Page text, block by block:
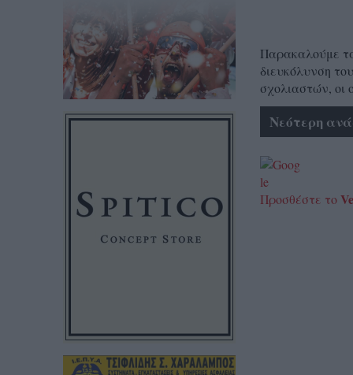
Παρακαλούμε
διευκόλυνση
σχολιαστών, οι
Νεότερη
Προσθέστε το